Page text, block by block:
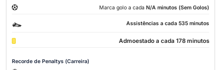
Marca golo a cada N/A minutos (Sem Golos)
Assistências a cada 535 minutos
Admoestado a cada 178 minutos
Recorde de Penaltys (Carreira)